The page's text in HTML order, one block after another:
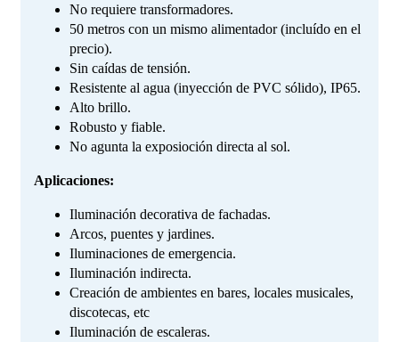
No requiere transformadores.
50 metros con un mismo alimentador (incluído en el
precio).
Sin caídas de tensión.
Resistente al agua (inyección de PVC sólido), IP65.
Alto brillo.
Robusto y fiable.
No agunta la exposioción directa al sol.
Aplicaciones:
Iluminación decorativa de fachadas.
Arcos, puentes y jardines.
Iluminaciones de emergencia.
Iluminación indirecta.
Creación de ambientes en bares, locales musicales,
discotecas, etc
Iluminación de escaleras.